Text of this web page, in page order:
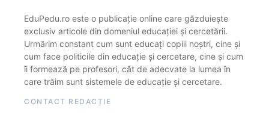
EduPedu.ro este o publicație online care găzduiește
exclusiv articole din domeniul educației și cercetării.
Urmărim constant cum sunt educați copiii noștri, cine și
cum face politicile din educație și cercetare, cine și cum
îi formează pe profesori, cât de adecvate la lumea în
care trăim sunt sistemele de educație și cercetare.
CONTACT REDACȚIE